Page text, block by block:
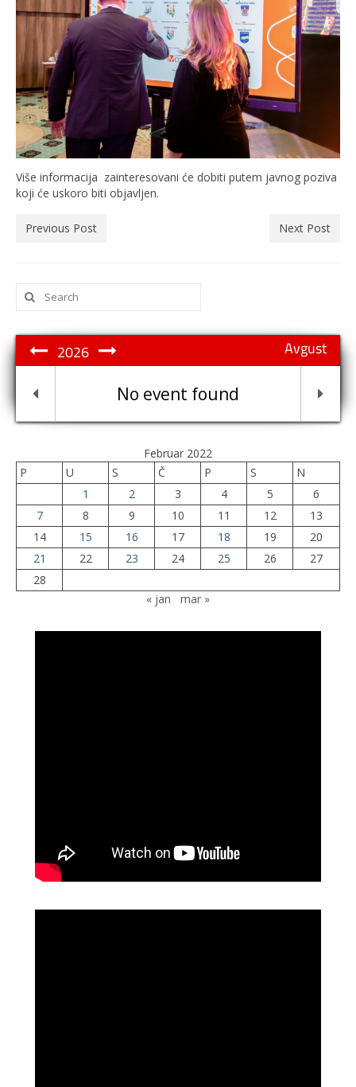
Više informacija zainteresovani će dobiti putem javnog poziva
koji će uskoro biti objavljen.
Previous Post Next Post
Search
for:
Avgust
2026
No event found
Februar 2022
P
U S Č P S
N
1
2 3 4 5
6
7
8 9 10 11 12
13
14
15 16 17 18 19
20
21
22 23 24 25 26
27
28
« jan
mar »